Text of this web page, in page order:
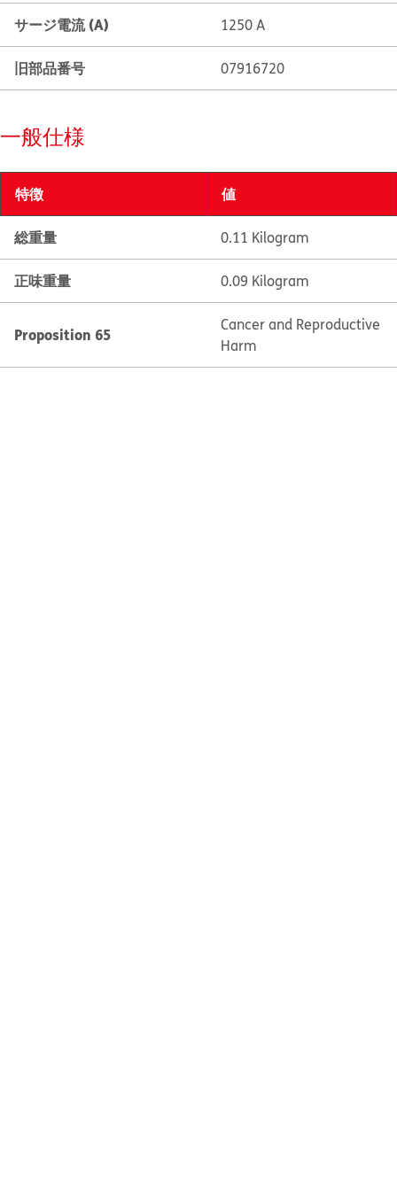
サージ電流 (A) 1250 A
旧部品番号 07916720
一般仕様
特徴 値
総重量 0.11 Kilogram
正味重量 0.09 Kilogram
Proposition 65
Cancer and Reproductive
Harm